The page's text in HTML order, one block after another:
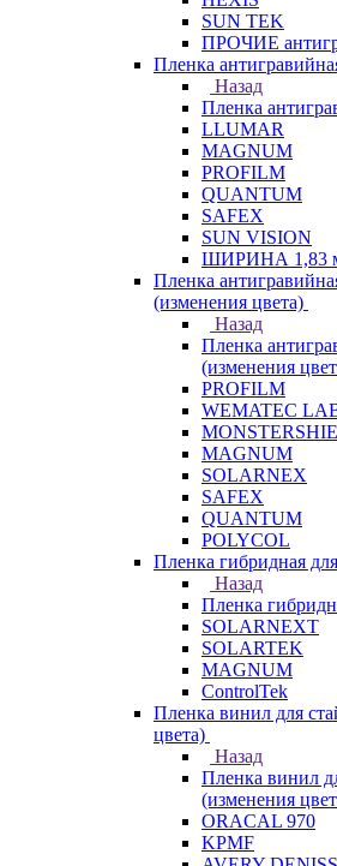
SUN TEK
ПРОЧИЕ
Пленка
Назад
Пленка
LLUMAR
MAGNUM
PROFILM
QUANTUM
SAFEX
SUN VISION
ШИРИНА 1,83
Пленка
(изменения цвета)
Назад
Пленка
(изменения
PROFILM
WEMATEC
MAGNUM
SOLARNEX
SAFEX
QUANTUM
POLYCOL
Пленка гибридная
Назад
Пленка
SOLARNEXT
SOLARTEK
MAGNUM
ControlTek
Пленка винил для
цвета)
Назад
Пленка винил
(изменения
ORACAL 970
KPMF